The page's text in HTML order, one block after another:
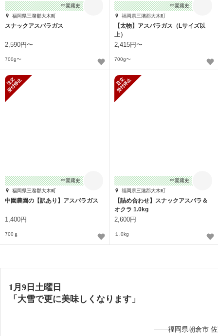
中園庸史
福岡県三潴郡大木町
スナックアスパラガス
2,590円〜
700g〜
中園庸史
福岡県三潴郡大木町
【太物】アスパラガス（Lサイズ以
上）
2,415円〜
700g〜
中園庸史
福岡県三潴郡大木町
中園農園の【訳あり】アスパラガス
1,400円
700ｇ
中園庸史
福岡県三潴郡大木町
【詰め合わせ】スナックアスパラ＆
オクラ 1.0kg
2,600円
１.0kg
1月9日土曜日
「大雪で更に美味しくなります」
——福岡県朝倉市 佐